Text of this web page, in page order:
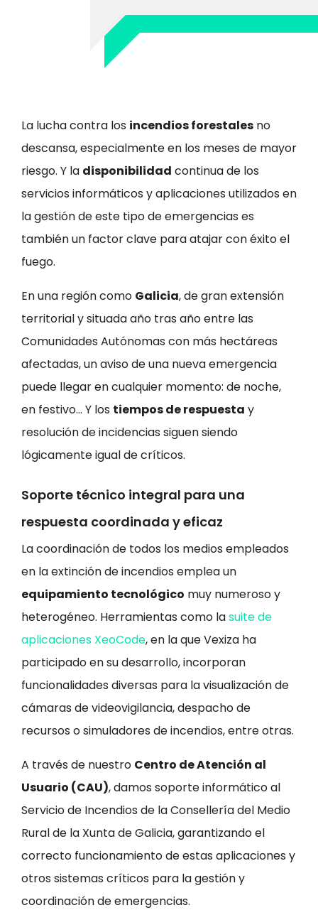
La lucha contra los incendios forestales no
descansa, especialmente en los meses de mayor
riesgo. Y la disponibilidad continua de los
servicios informáticos y aplicaciones utilizados en
la gestión de este tipo de emergencias es
también un factor clave para atajar con éxito el
fuego.
En una región como Galicia, de gran extensión
territorial y situada año tras año entre las
Comunidades Autónomas con más hectáreas
afectadas, un aviso de una nueva emergencia
puede llegar en cualquier momento: de noche,
en festivo… Y los tiempos de respuesta y
resolución de incidencias siguen siendo
lógicamente igual de críticos.
Soporte técnico integral para una
respuesta coordinada y eficaz
La coordinación de todos los medios empleados
en la extinción de incendios emplea un
equipamiento tecnológico muy numeroso y
heterogéneo. Herramientas como lasuite de
aplicaciones XeoCode, en la que Vexiza ha
participado en su desarrollo, incorporan
funcionalidades diversas para la visualización de
cámaras de videovigilancia, despacho de
recursos o simuladores de incendios, entre otras.
A través de nuestro Centro de Atención al
Usuario (CAU), damos soporte informático al
Servicio de Incendios de la Consellería del Medio
Rural de la Xunta de Galicia, garantizando el
correcto funcionamiento de estas aplicaciones y
otros sistemas críticos para la gestión y
coordinación de emergencias.